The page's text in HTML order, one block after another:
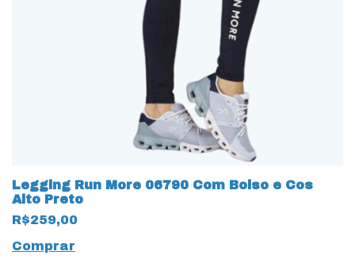
Legging Run More 06790 Com Bolso e Cos
Alto Preto
R$259,00
Comprar